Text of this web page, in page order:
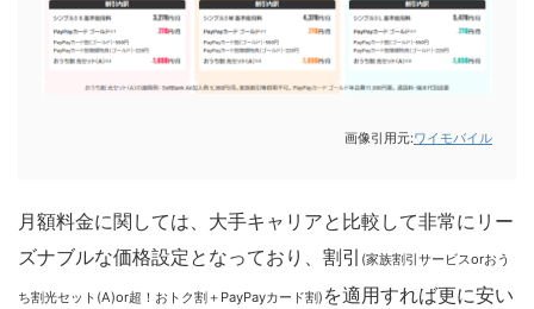
画像引用元:ワイモバイル
月額料金に関しては、大手キャリアと比較して非常にリー
ズナブルな価格設定となっており、割引 (家族割引サービスorおう
ち割光セット(A)or超！おトク割＋PayPayカード割) を適用すれば更に安い